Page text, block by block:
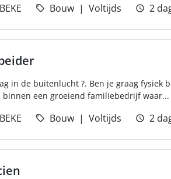
Bouw Voltijds 2
in de buitenlucht ?. Ben je graag fysiek
binnen een groeiend familiebedrijf waar...
Bouw Voltijds 2